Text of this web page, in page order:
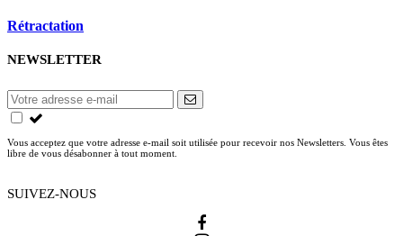
Rétractation
NEWSLETTER
Vous acceptez que votre adresse e-mail soit utilisée pour recevoir nos Newsletters. Vous êtes
libre de vous désabonner à tout moment.
SUIVEZ-NOUS